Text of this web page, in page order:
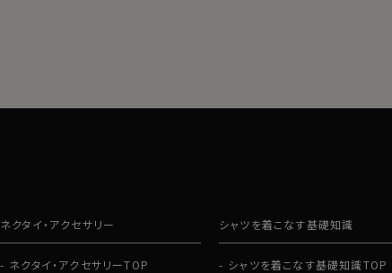
ネクタイ・アクセサリー
ネクタイ・アクセサリーTOP
シャツを着こなす基礎知識
シャツを着こなす基礎知識TOP